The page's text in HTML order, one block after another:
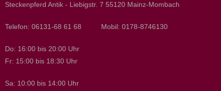
Steckenpferd Antik - Liebigstr. 7 55120 Mainz-Mombach
Telefon: 06131-68 61 68 Mobil: 0178-8746130
Do: 16:00 bis 20:00 Uhr
Fr: 15:00 bis 18:30 Uhr
Sa: 10:00 bis 14:00 Uhr